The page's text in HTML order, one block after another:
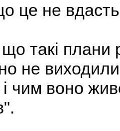
це не
такі
не
і чим воно